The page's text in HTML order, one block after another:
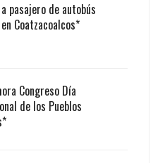
pasajero de autobús
Coatzacoalcos*
Congreso Día
de los Pueblos